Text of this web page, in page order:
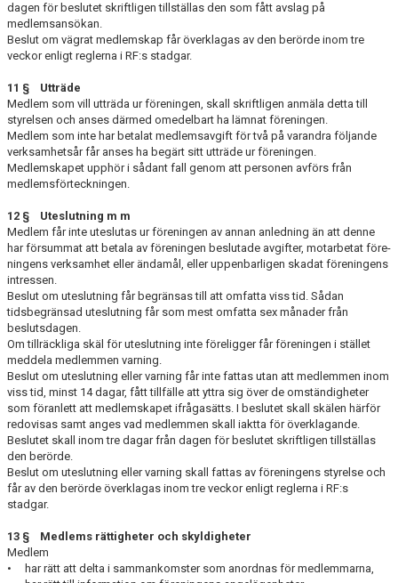
dagen för beslutet skriftligen tillställas den som fått avslag på
medlemsansökan.
Beslut om vägrat medlemskap får överklagas av den berörde inom tre
veckor enligt reglerna i RF:s stadgar.
11 § Utträde
Medlem som vill utträda ur föreningen, skall skriftligen anmäla detta till
styrelsen och anses därmed omedelbart ha lämnat föreningen.
Medlem som inte har betalat medlemsavgift för två på varandra följande
verksamhetsår får anses ha begärt sitt utträde ur föreningen.
Medlemskapet upphör i sådant fall genom att personen avförs från
medlemsförteckningen.
12 § Uteslutning m m
Medlem får inte uteslutas ur föreningen av annan anledning än att denne
har för­summat att betala av föreningen beslutade avgifter, motarbetat före­
ningens verksam­het eller ändamål, eller uppenbarligen skadat föreningens
intressen.
Beslut om uteslutning får begränsas till att omfatta viss tid. Sådan
tidsbegränsad uteslutning får som mest omfatta sex månader från
besluts­dagen.
Om tillräckliga skäl för uteslutning inte föreligger får föreningen i stället
meddela medlemmen varning.
Beslut om uteslutning eller varning får inte fattas utan att medlemmen inom
viss tid, minst 14 dagar, fått tillfälle att yttra sig över de omständigheter
som föranlett att medlemskapet ifrågasätts. I beslutet skall skälen härför
redovisas samt anges vad medlemmen skall iaktta för överklagande.
Beslutet skall inom tre dagar från dagen för beslutet skriftligen tillställas
den berörde.
Beslut om uteslutning eller varning skall fattas av föreningens styrelse och
får av den berörde överklagas inom tre veckor enligt reglerna i RF:s
stadgar.
13 § Medlems rättigheter och skyldigheter
Medlem
• har rätt att delta i sammankomster som anordnas för medlemmarna,